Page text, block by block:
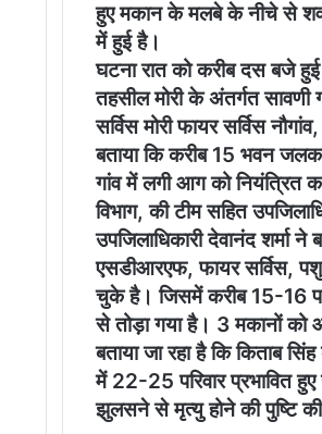
हुए मकान के मलबे के नीचे से शव
में हुई है।
घटना रात को करीब दस बजे
तहसील मोरी के अंतर्गत
सर्विस मोरी फायर सर्विस
बताया कि करीब 15 भवन
गांव में लगी आग को नियंत्रित
विभाग, की टीम सहित
उपजिलाधिकारी देवानंद शर्मा
एसडीआरएफ, फायर सर्विस,
चुके है। जिसमें करीब 15-16
से तोड़ा गया है। 3 मकानों
बताया जा रहा है कि किताब
में 22-25 परिवार प्रभावित
झुलसने से मृत्यु होने की पुष्टि